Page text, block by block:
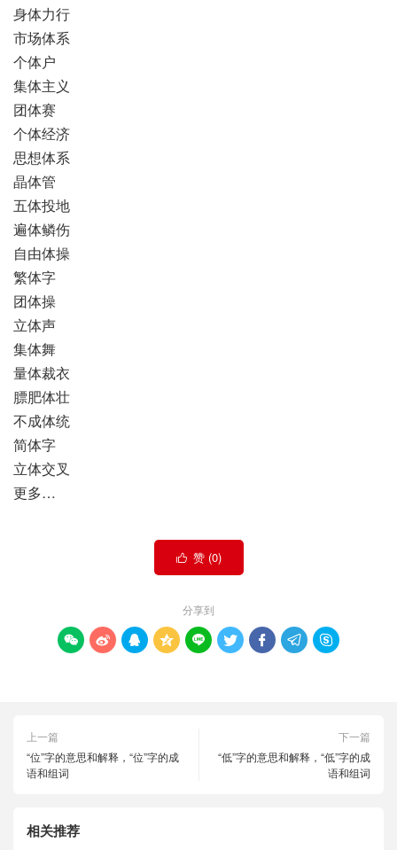
身体力行
市场体系
个体户
集体主义
团体赛
个体经济
思想体系
晶体管
五体投地
遍体鳞伤
自由体操
繁体字
团体操
立体声
集体舞
量体裁衣
膘肥体壮
不成体统
简体字
立体交叉
更多…
 赞 (0)
分享到
        
上一篇
“位”字的意思和解释，“位”字的成
语和组词
下一篇
“低”字的意思和解释，“低”字的成
语和组词
相关推荐